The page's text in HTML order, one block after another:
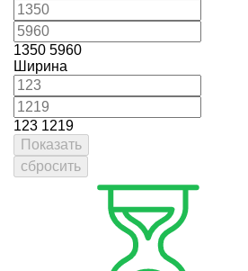
1350 5960
Ширина
123 1219
Показать
сбросить